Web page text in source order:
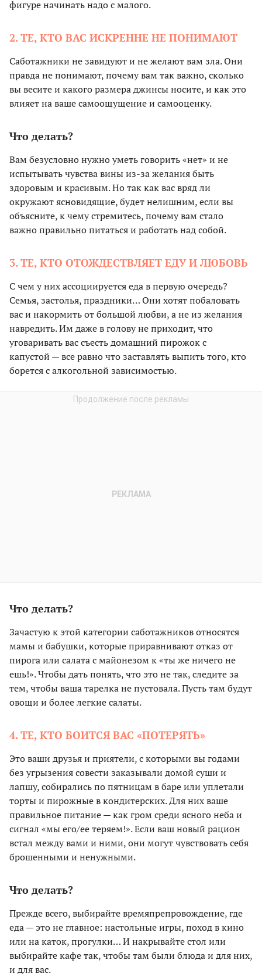
фигуре начинать надо с малого.
2. ТЕ, КТО ВАС ИСКРЕННЕ НЕ ПОНИМАЮТ
Саботажники не завидуют и не желают вам зла. Они
правда не понимают, почему вам так важно, сколько
вы весите и какого размера джинсы носите, и как это
влияет на ваше самоощущение и самооценку.
Что делать?
Вам безусловно нужно уметь говорить «нет» и не
испытывать чувства вины из-за желания быть
здоровым и красивым. Но так как вас вряд ли
окружают ясновидящие, будет нелишним, если вы
объясните, к чему стремитесь, почему вам стало
важно правильно питаться и работать над собой.
3. ТЕ, КТО ОТОЖДЕСТВЛЯЕТ ЕДУ И ЛЮБОВЬ
С чем у них ассоциируется еда в первую очередь?
Семья, застолья, праздники… Они хотят побаловать
вас и накормить от большой любви, а не из желания
навредить. Им даже в голову не приходит, что
уговаривать вас съесть домашний пирожок с
капустой — все равно что заставлять выпить того, кто
борется с алкогольной зависимостью.
Что делать?
Зачастую к этой категории саботажников относятся
мамы и бабушки, которые приравнивают отказ от
пирога или салата с майонезом к «ты же ничего не
ешь!». Чтобы дать понять, что это не так, следите за
тем, чтобы ваша тарелка не пустовала. Пусть там будут
овощи и более легкие салаты.
4. ТЕ, КТО БОИТСЯ ВАС «ПОТЕРЯТЬ»
Это ваши друзья и приятели, с которыми вы годами
без угрызения совести заказывали домой суши и
лапшу, собирались по пятницам в баре или уплетали
торты и пирожные в кондитерских. Для них ваше
правильное питание — как гром среди ясного неба и
сигнал «мы его/ее теряем!». Если ваш новый рацион
встал между вами и ними, они могут чувствовать себя
брошенными и ненужными.
Что делать?
Прежде всего, выбирайте времяпрепровождение, где
еда — это не главное: настольные игры, поход в кино
или на каток, прогулки… И накрывайте стол или
выбирайте кафе так, чтобы там были блюда и для них,
и для вас.